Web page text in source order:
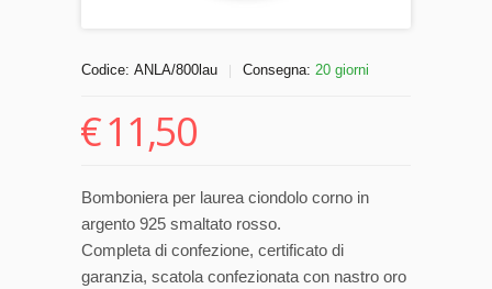
Codice: ANLA/800lau Consegna: 20 giorni
€11,50
Bomboniera per laurea ciondolo corno in
argento 925 smaltato rosso.
Completa di confezione, certificato di
garanzia, scatola confezionata con nastro oro